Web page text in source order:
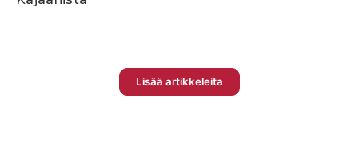
Lisää artikkeleita